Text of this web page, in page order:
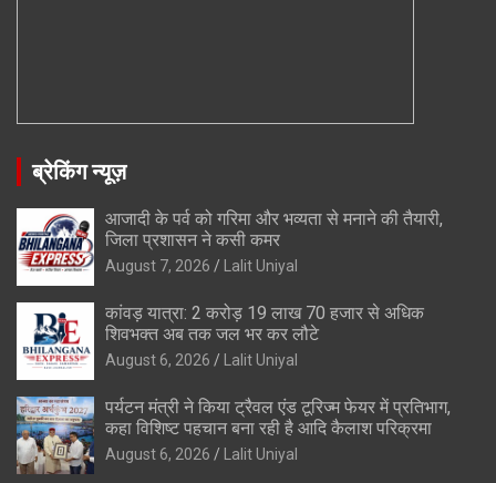
ब्रेकिंग न्यूज़
आजादी के पर्व को गरिमा और भव्यता से मनाने की तैयारी,
जिला प्रशासन ने कसी कमर
August 7, 2026 Lalit Uniyal
कांवड़ यात्रा: 2 करोड़ 19 लाख 70 हजार से अधिक
शिवभक्त अब तक जल भर कर लौटे
August 6, 2026 Lalit Uniyal
पर्यटन मंत्री ने किया ट्रैवल एंड टूरिज्म फेयर में प्रतिभाग,
कहा विशिष्ट पहचान बना रही है आदि कैलाश परिक्रमा
August 6, 2026 Lalit Uniyal